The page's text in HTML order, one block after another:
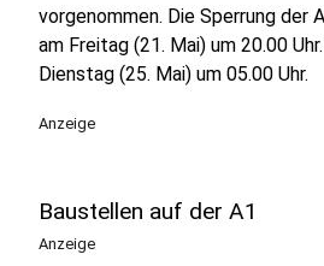
vorgenommen. Die Sperrung der
am Freitag (21. Mai) um 20.00
Dienstag (25. Mai) um 05.00 Uhr.
Anzeige
Baustellen auf der A1
Anzeige